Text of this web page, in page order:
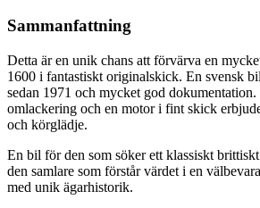
Sammanfattning
Detta är en unik chans att förvärva en
1600 i fantastiskt originalskick. En svensk
sedan 1971 och mycket god
omlackering och en motor i fint skick
och körglädje.
En bil för den som söker ett klassiskt
den samlare som förstår värdet i en
med unik ägarhistorik.